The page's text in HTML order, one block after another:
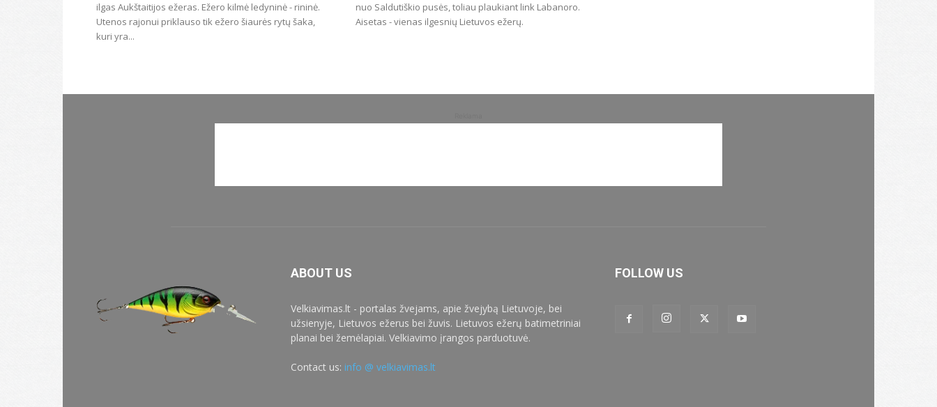
ilgas Aukštaitijos ežeras. Ežero kilmė ledyninė - rininė.
Utenos rajonui priklauso tik ežero šiaurės rytų šaka,
kuri yra...
nuo Saldutiškio pusės, toliau plaukiant link Labanoro.
Aisetas - vienas ilgesnių Lietuvos ežerų.
ABOUT US
Velkiavimas.lt - portalas žvejams, apie žvejybą Lietuvoje, bei
užsienyje, Lietuvos ežerus bei žuvis. Lietuvos ežerų batimetriniai
planai bei žemėlapiai. Velkiavimo įrangos parduotuvė.
Contact us: info @ velkiavimas.lt
FOLLOW US